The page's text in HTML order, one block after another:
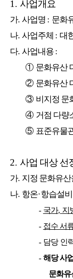
1. 사업개요
가. 사업명 : 문화
나. 사업주체 : 대
다. 사업내용 :
① 문화유산
② 문화유산
③ 비지정 문
④ 거점 다량
⑤ 표준유물
2. 사업 대상 선
가. 지정 문화유산
나. 항온·항습설
- 국가, 지
- 접수 서
- 담당 인
- 해당 사
문화